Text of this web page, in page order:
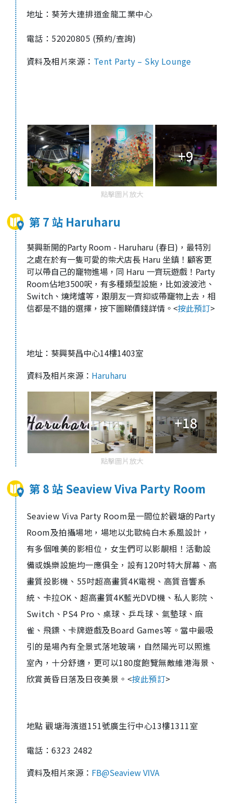
地址：葵芳大連排道金龍工業中心
電話：52020805 (預約/查詢)
資料及相片來源： Tent Party – Sky Lounge
+9
點擊圖片放大
第 7 站 Haruharu
葵興新開的Party Room - Haruharu (春日)，最特別
之處在於有一隻可愛的柴犬店長 Haru 坐鎮！顧客更
可以帶自己的竉物進場，同 Haru 一齊玩遊戲！Party
Room佔地3500呎，有多種類型設施，比如波波池、
Switch、燒烤爐等，跟朋友一齊抑或帶竉物上去，相
信都是不錯的選擇，按下圖睇價錢詳情。 <按此預訂>
地址：葵興葵昌中心14樓1403室
資料及相片來源： Haruharu
+18
點擊圖片放大
第 8 站 Seaview Viva Party Room
Seaview Viva Party Room是一間位於觀塘的Party
Room及拍攝場地，場地以北歐純白木系風設計，
有多個唯美的影相位，女生們可以影靚相！活動設
備或娛樂設施均一應俱全，設有120吋特大屏幕、高
畫質投影機、55吋超高畫質4K電視、高質音響系
統、卡拉OK、超高畫質4K藍光DVD機、私人影院、
Switch、PS4 Pro、桌球、乒乓球、氣墊球、麻
雀、飛鏢、卡牌遊戲及Board Games等。當中最吸
引的是場內有全景式落地玻璃，自然陽光可以照進
室內，十分舒適，更可以180度飽覽無敵維港海景、
欣賞黃昏日落及日夜美景。 <按此預訂>
地點 觀塘海濱道151號廣生行中心13樓1311室
電話：6323 2482
資料及相片來源： FB@Seaview VIVA